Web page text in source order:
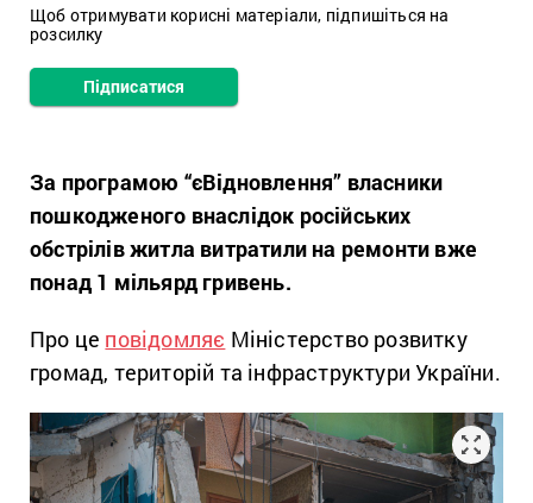
Щоб отримувати корисні матеріали, підпишіться на
розсилку
Підписатися
За програмою “єВідновлення” власники
пошкодженого внаслідок російських
обстрілів житла витратили на ремонти вже
понад 1 мільярд гривень.
Про це повідомляє Міністерство розвитку
громад, територій та інфраструктури України.